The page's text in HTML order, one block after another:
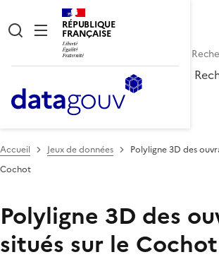
RÉPUBLIQUE
FRANÇAISE
Accueil Jeux de données
Polyligne 3D des
Cochot
Polyligne 3D des
situés sur le Cochot